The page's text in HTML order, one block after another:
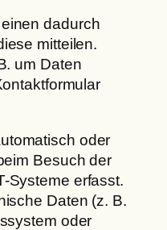
dadurch
mitteilen.
um Daten
oder
Besuch der
Systeme erfasst.
Daten (z. B.
oder